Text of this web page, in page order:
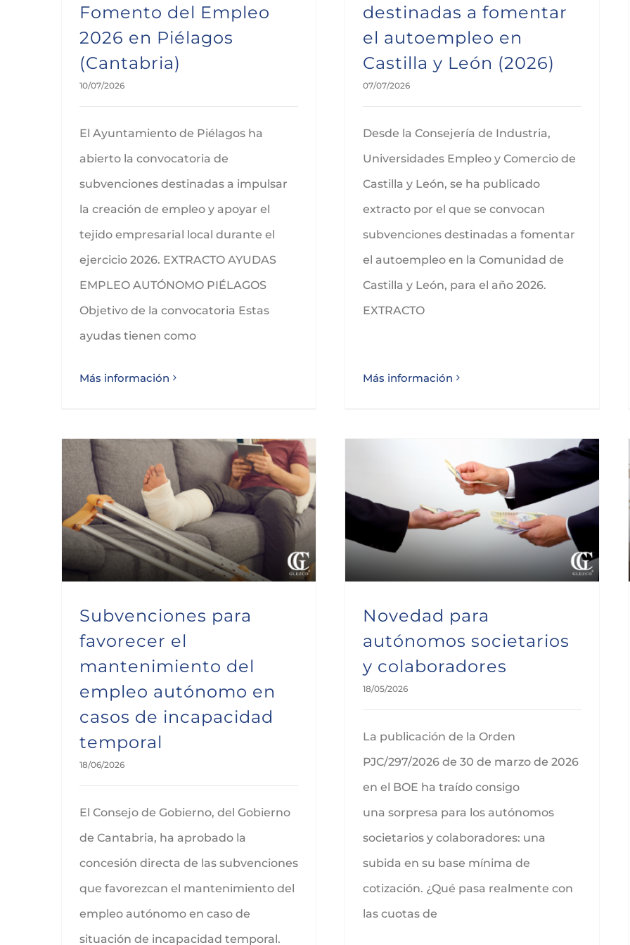
Fomento del Empleo
2026 en Piélagos
(Cantabria)
10/07/2026
El Ayuntamiento de Piélagos ha
abierto la convocatoria de
subvenciones destinadas a impulsar
la creación de empleo y apoyar el
tejido empresarial local durante el
ejercicio 2026. EXTRACTO AYUDAS
EMPLEO AUTÓNOMO PIÉLAGOS
Objetivo de la convocatoria Estas
ayudas tienen como
Más información
destinadas a fomentar
el autoempleo en
Castilla y León (2026)
07/07/2026
Desde la Consejería de Industria,
Universidades Empleo y Comercio de
Castilla y León, se ha publicado
extracto por el que se convocan
subvenciones destinadas a fomentar
el autoempleo en la Comunidad de
Castilla y León, para el año 2026.
EXTRACTO
Más información
Subvenciones para
favorecer el
mantenimiento del
empleo autónomo en
casos de incapacidad
temporal
18/06/2026
El Consejo de Gobierno, del Gobierno
de Cantabria, ha aprobado la
concesión directa de las subvenciones
que favorezcan el mantenimiento del
empleo autónomo en caso de
situación de incapacidad temporal.
Novedad para
autónomos societarios
y colaboradores
18/05/2026
La publicación de la Orden
PJC/297/2026 de 30 de marzo de 2026
en el BOE ha traído consigo
una sorpresa para los autónomos
societarios y colaboradores: una
subida en su base mínima de
cotización. ¿Qué pasa realmente con
las cuotas de